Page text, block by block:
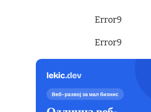
Error9
Error9